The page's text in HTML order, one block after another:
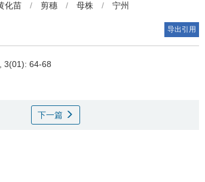
化苗 / 剪穗 / 母株 / 宁州
导出引用
3(01): 64-68
下一篇